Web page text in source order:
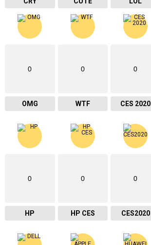
0
OMG
0
WTF
0
CES 2020
0
HP
0
HP CES
0
CES2020